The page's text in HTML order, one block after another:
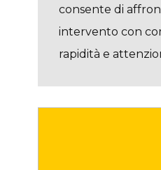
consente di
intervento con
rapidità e